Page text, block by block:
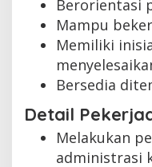
Berorientasi
Mampu
Memiliki
Bersedia
Detail
Melakukan
administrasi